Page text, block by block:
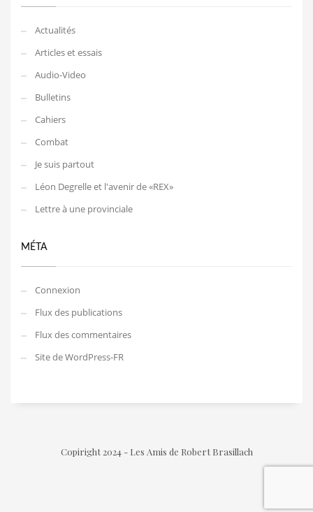
Actualités
Articles et essais
Audio-Video
Bulletins
Cahiers
Combat
Je suis partout
Léon Degrelle et l'avenir de «REX»
Lettre à une provinciale
MÉTA
Connexion
Flux des publications
Flux des commentaires
Site de WordPress-FR
Copiright 2024 - Les Amis de Robert Brasillach